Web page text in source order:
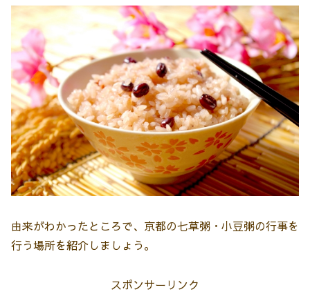
由来がわかったところで、京都の七草粥・小豆粥の行事を
行う場所を紹介しましょう。
スポンサーリンク